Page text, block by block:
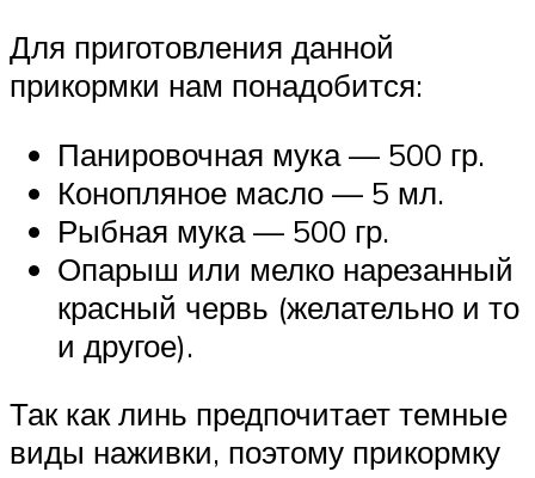
Для приготовления данной
прикормки нам понадобится:
Панировочная мука — 500 гр.
Конопляное масло — 5 мл.
Рыбная мука — 500 гр.
Опарыш или мелко нарезанный
красный червь (желательно и то
и другое).
Так как линь предпочитает темные
виды наживки, поэтому прикормку